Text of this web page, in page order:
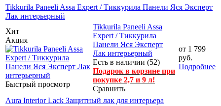
Tikkurila Paneeli Assa Expert / Тиккурила Панели Яся Эксперт
Лак интерьерный
Хит
Акция
Быстрый просмотр
Tikkurila Paneeli Assa
Expert / Тиккурила
Панели Яся Эксперт
Лак интерьерный
Есть в наличии (52)
Подарок в корзине при
покупке 2,7 и 9 л!
Сравнить
от 1 799
руб.
Подробнее
Aura Interior Lack Защитный лак для интерьера